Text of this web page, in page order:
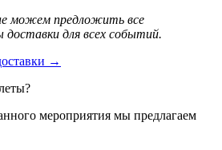
можем предложить все
доставки для всех событий.
→
мероприятия мы предлагаем